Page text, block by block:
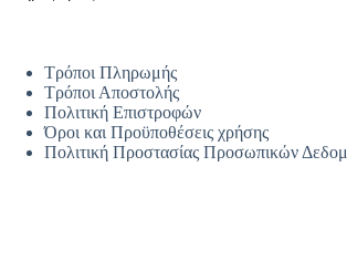
Τρόποι Πληρωμής
Τρόποι Αποστολής
Πολιτική Επιστροφών
Όροι και Προϋποθέσεις χρήσης
Πολιτική Προστασίας Προσωπικών